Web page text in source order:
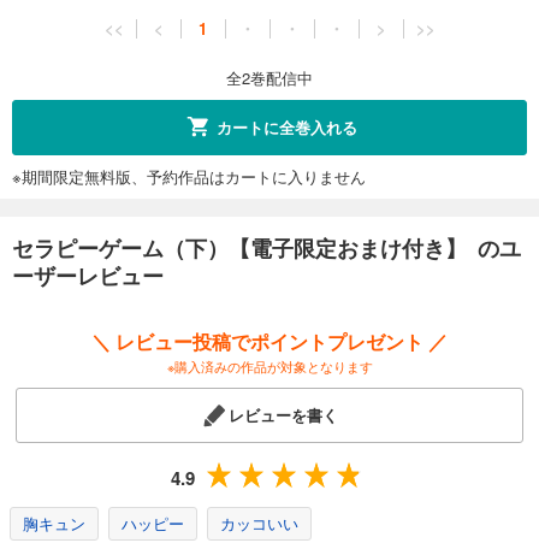
<< < 1 ・ ・ ・ > >>
全2巻配信中
カートに全巻入れる
※期間限定無料版、予約作品はカートに入りません
セラピーゲーム（下）【電子限定おまけ付き】 のユ
ーザーレビュー
＼ レビュー投稿でポイントプレゼント ／
※購入済みの作品が対象となります
レビューを書く
4.9
胸キュン ハッピー カッコいい